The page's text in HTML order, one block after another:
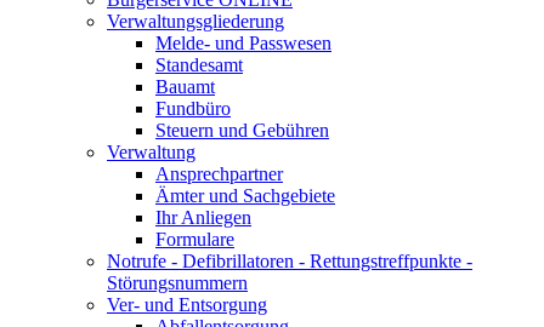
Verwaltungsgliederung
Melde- und Passwesen
Standesamt
Bauamt
Fundbüro
Steuern und Gebühren
Verwaltung
Ansprechpartner
Ämter und Sachgebiete
Ihr Anliegen
Formulare
Notrufe - Defibrillatoren - Rettungstreffpunkte -
Störungsnummern
Ver- und Entsorgung